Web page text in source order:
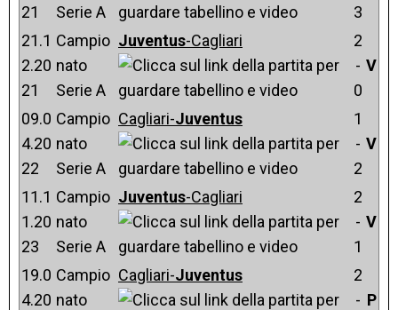
21
Serie A
3
21.1
2.20
21
Campio
nato
Serie A
Juventus-Cagliari
2
-
0
V
09.0
4.20
22
Campio
nato
Serie A
Cagliari-Juventus
1
-
2
V
11.1
1.20
23
Campio
nato
Serie A
Juventus-Cagliari
2
-
1
V
19.0
4.20
Campio
nato
Cagliari-Juventus
2
- P